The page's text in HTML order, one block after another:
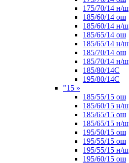
175/70/14 н/ш
185/60/14 ош
185/60/14 н/ш
185/65/14 ош
185/65/14 н/ш
185/70/14 ош
185/70/14 н/ш
185/80/14С
195/80/14C
"15 »
185/55/15 ош
185/60/15 н/ш
185/65/15 ош
185/65/15 н/ш
195/50/15 ош
195/55/15 ош
195/55/15 н/ш
195/60/15 ош